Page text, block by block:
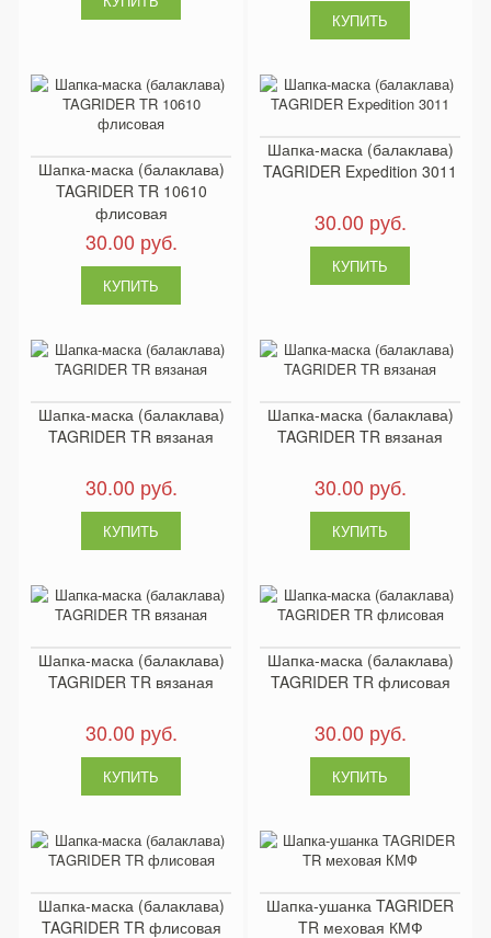
Шапка-маска (балаклава)
TAGRIDER TR 10610
флисовая
30.00 руб.
Шапка-маска (балаклава)
TAGRIDER Expedition 3011
30.00 руб.
Шапка-маска (балаклава)
TAGRIDER TR вязаная
30.00 руб.
Шапка-маска (балаклава)
TAGRIDER TR вязаная
30.00 руб.
Шапка-маска (балаклава)
TAGRIDER TR вязаная
30.00 руб.
Шапка-маска (балаклава)
TAGRIDER TR флисовая
30.00 руб.
Шапка-маска (балаклава)
TAGRIDER TR флисовая
Шапка-ушанка TAGRIDER
TR меховая КМФ